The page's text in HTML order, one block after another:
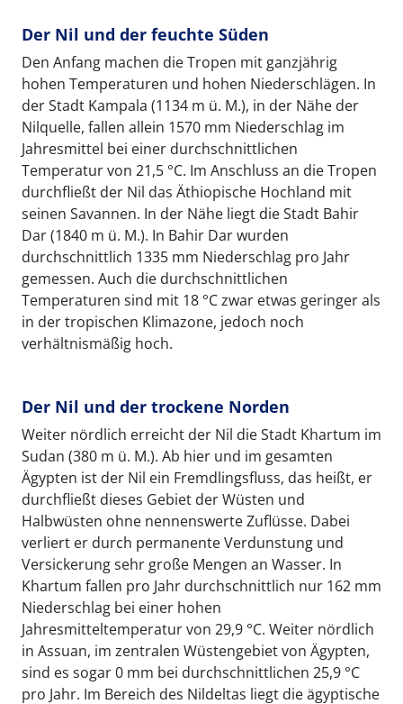
Der Nil und der feuchte Süden
Den Anfang machen die Tropen mit ganzjährig
hohen Temperaturen und hohen Niederschlägen. In
der Stadt Kampala (1134 m ü. M.), in der Nähe der
Nilquelle, fallen allein 1570 mm Niederschlag im
Jahresmittel bei einer durchschnittlichen
Temperatur von 21,5 °C. Im Anschluss an die Tropen
durchfließt der Nil das Äthiopische Hochland mit
seinen Savannen. In der Nähe liegt die Stadt Bahir
Dar (1840 m ü. M.). In Bahir Dar wurden
durchschnittlich 1335 mm Niederschlag pro Jahr
gemessen. Auch die durchschnittlichen
Temperaturen sind mit 18 °C zwar etwas geringer als
in der tropischen Klimazone, jedoch noch
verhältnismäßig hoch.
Der Nil und der trockene Norden
Weiter nördlich erreicht der Nil die Stadt Khartum im
Sudan (380 m ü. M.). Ab hier und im gesamten
Ägypten ist der Nil ein Fremdlingsfluss, das heißt, er
durchfließt dieses Gebiet der Wüsten und
Halbwüsten ohne nennenswerte Zuflüsse. Dabei
verliert er durch permanente Verdunstung und
Versickerung sehr große Mengen an Wasser. In
Khartum fallen pro Jahr durchschnittlich nur 162 mm
Niederschlag bei einer hohen
Jahresmitteltemperatur von 29,9 °C. Weiter nördlich
in Assuan, im zentralen Wüstengebiet von Ägypten,
sind es sogar 0 mm bei durchschnittlichen 25,9 °C
pro Jahr. Im Bereich des Nildeltas liegt die ägyptische